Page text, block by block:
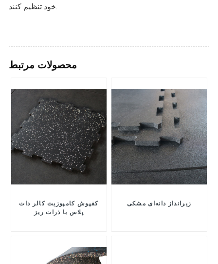
خود تنظیم کنند.
محصولات مرتبط
کفپوش کامپوزیت کالر دات
پلاس با ذرات ریز
زیرانداز دانه‌ای مشکی